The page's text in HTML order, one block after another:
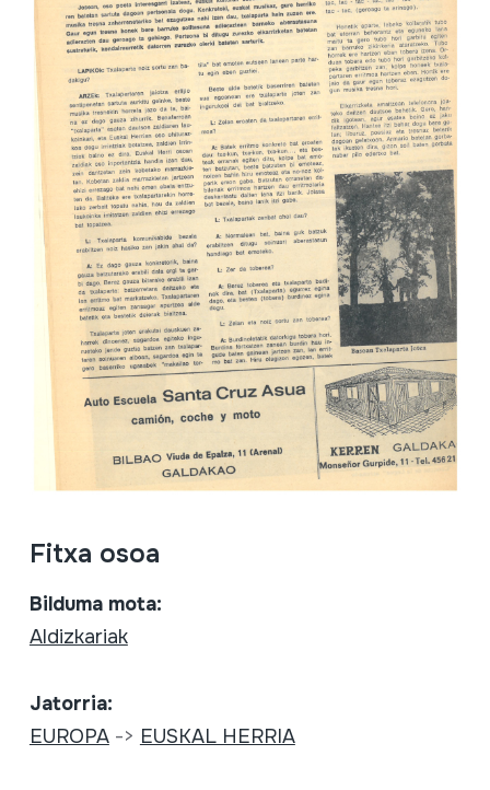
Fitxa osoa
Bilduma mota:
Aldizkariak
Jatorria:
EUROPA-> EUSKAL HERRIA